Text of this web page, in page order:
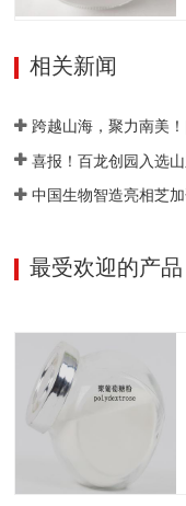
相关新闻
最受欢迎的产品